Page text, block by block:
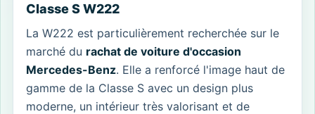
Classe S W222
La W222 est particulièrement recherchée sur le
marché du rachat de voiture d'occasion
Mercedes-Benz. Elle a renforcé l'image haut de
gamme de la Classe S avec un design plus
moderne, un intérieur très valorisant et de